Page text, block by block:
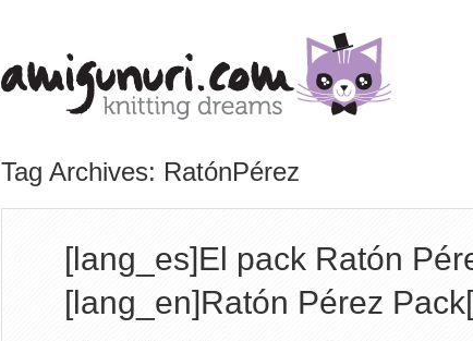
Tag Archives: RatónPérez
[lang_es]El pack Ratón
[lang_en]Ratón Pérez